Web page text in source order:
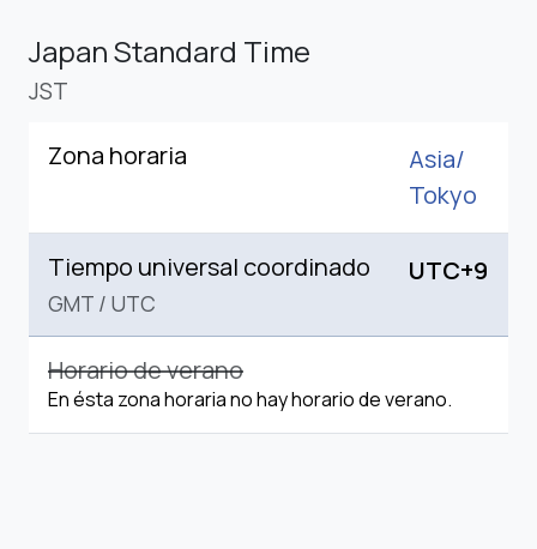
Japan Standard Time
JST
Zona horaria
Asia/
Tokyo
Tiempo universal coordinado
GMT / UTC
UTC+9
Horario de verano
En ésta zona horaria no hay horario de verano.